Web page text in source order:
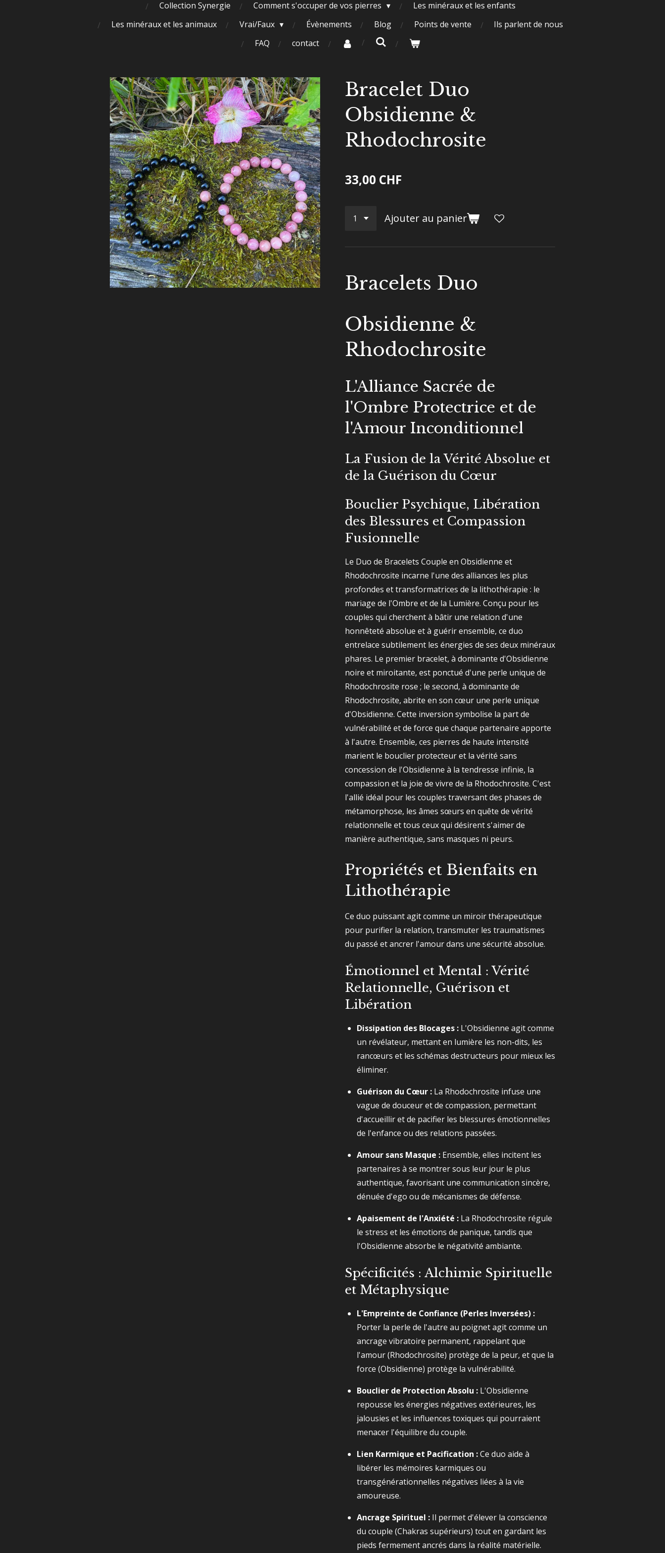
Collection Synergie
Comment s'occuper de vos pierres
Les minéraux et les enfants
Les minéraux et les animaux
Vrai/Faux Évènements Blog Points de vente
Ils parlent de nous
FAQ
contact
Bracelet Duo
Obsidienne &
Rhodochrosite
33,00 CHF
Ajouter au panier
Bracelets Duo
Obsidienne &
Rhodochrosite
L'Alliance Sacrée de
l'Ombre Protectrice et de
l'Amour Inconditionnel
La Fusion de la Vérité Absolue et
de la Guérison du Cœur
Bouclier Psychique, Libération
des Blessures et Compassion
Fusionnelle
Le Duo de Bracelets Couple en Obsidienne et
Rhodochrosite incarne l'une des alliances les plus
profondes et transformatrices de la lithothérapie : le
mariage de l'Ombre et de la Lumière. Conçu pour les
couples qui cherchent à bâtir une relation d'une
honnêteté absolue et à guérir ensemble, ce duo
entrelace subtilement les énergies de ses deux minéraux
phares. Le premier bracelet, à dominante d'Obsidienne
noire et miroitante, est ponctué d'une perle unique de
Rhodochrosite rose ; le second, à dominante de
Rhodochrosite, abrite en son cœur une perle unique
d'Obsidienne. Cette inversion symbolise la part de
vulnérabilité et de force que chaque partenaire apporte
à l'autre. Ensemble, ces pierres de haute intensité
marient le bouclier protecteur et la vérité sans
concession de l'Obsidienne à la tendresse infinie, la
compassion et la joie de vivre de la Rhodochrosite. C'est
l'allié idéal pour les couples traversant des phases de
métamorphose, les âmes sœurs en quête de vérité
relationnelle et tous ceux qui désirent s'aimer de
manière authentique, sans masques ni peurs.
Propriétés et Bienfaits en
Lithothérapie
Ce duo puissant agit comme un miroir thérapeutique
pour purifier la relation, transmuter les traumatismes
du passé et ancrer l'amour dans une sécurité absolue.
Émotionnel et Mental : Vérité
Relationnelle, Guérison et
Libération
Dissipation des Blocages : L'Obsidienne agit comme
un révélateur, mettant en lumière les non-dits, les
rancœurs et les schémas destructeurs pour mieux les
éliminer.
Guérison du Cœur : La Rhodochrosite infuse une
vague de douceur et de compassion, permettant
d'accueillir et de pacifier les blessures émotionnelles
de l'enfance ou des relations passées.
Amour sans Masque : Ensemble, elles incitent les
partenaires à se montrer sous leur jour le plus
authentique, favorisant une communication sincère,
dénuée d'ego ou de mécanismes de défense.
Apaisement de l'Anxiété : La Rhodochrosite régule
le stress et les émotions de panique, tandis que
l'Obsidienne absorbe le négativité ambiante.
Spécificités : Alchimie Spirituelle
et Métaphysique
L'Empreinte de Confiance (Perles Inversées) :
Porter la perle de l'autre au poignet agit comme un
ancrage vibratoire permanent, rappelant que
l'amour (Rhodochrosite) protège de la peur, et que la
force (Obsidienne) protège la vulnérabilité.
Bouclier de Protection Absolu : L'Obsidienne
repousse les énergies négatives extérieures, les
jalousies et les influences toxiques qui pourraient
menacer l'équilibre du couple.
Lien Karmique et Pacification :Ce duo aide à
libérer les mémoires karmiques ou
transgénérationnelles négatives liées à la vie
amoureuse.
Ancrage Spirituel : Il permet d'élever la conscience
du couple (Chakras supérieurs) tout en gardant les
pieds fermement ancrés dans la réalité matérielle.